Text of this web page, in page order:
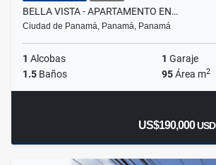
BELLA VISTA - APARTAMENTO EN…
Ciudad de Panamá, Panamá, Panamá
1 Alcobas 1 Garaje
1.5 Baños 95Área m2
US$190,000USD